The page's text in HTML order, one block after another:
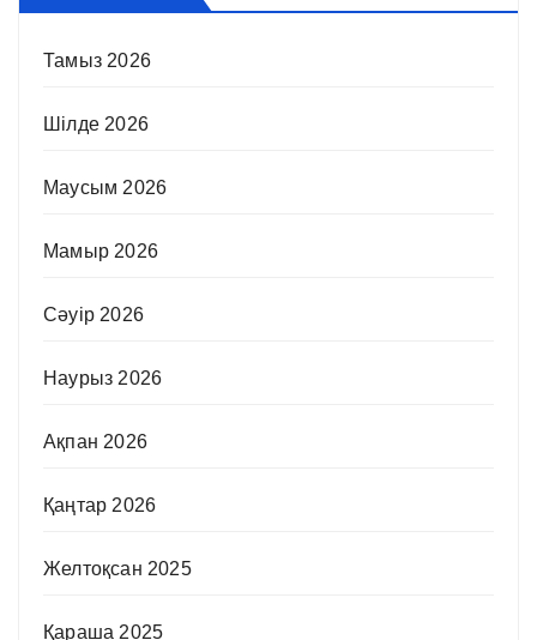
Тамыз 2026
Шілде 2026
Маусым 2026
Мамыр 2026
Сәуір 2026
Наурыз 2026
Ақпан 2026
Қаңтар 2026
Желтоқсан 2025
Қараша 2025